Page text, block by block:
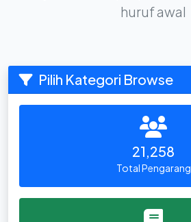
huruf awal
Pilih Kategori Browse
21,258
Total Pengarang